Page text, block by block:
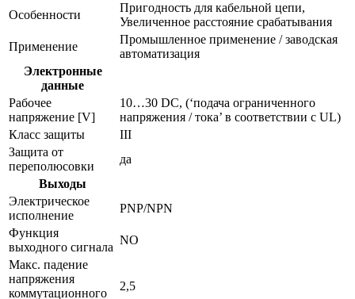
Особенности
Пригодность для кабельной цепи,
Увеличенное расстояние срабатывания
Применение
Промышленное применение / заводская
автоматизация
Электронные
данные
Рабочее
напряжение [V]
10…30 DC, (‘подача ограниченного
напряжения / тока’ в соответствии с UL)
Класс защиты
III
Защита от
переполюсовки
да
Выходы
Электрическое
исполнение
PNP/NPN
Функция
выходного сигнала
NO
Макс. падение
напряжения
коммутационного
2,5